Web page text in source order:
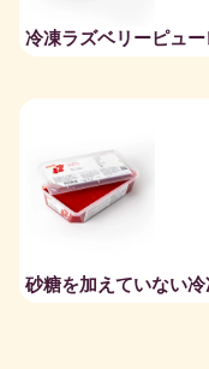
冷凍ラズベリーピュ
砂糖を加えていない